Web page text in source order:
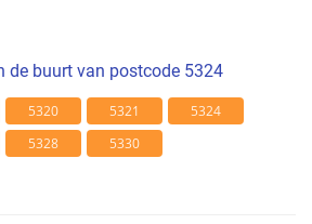
de buurt van postcode 5324
5320 5321
5324
5328 5330